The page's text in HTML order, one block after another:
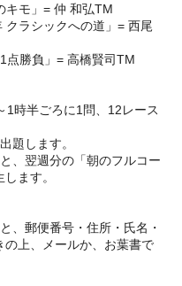
モ」= 仲 和弘TM
ラシックへの道」= 西尾
勝負」= 高橋賢司TM
1時半ごろに1問、12レース
題します。
、翌週分の「朝のフルコー
ます。
、郵便番号・住所・氏名・
の上、メールか、お葉書で